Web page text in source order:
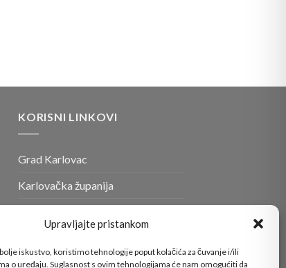
Upravljajte pristankom
iskustvo, koristimo tehnologije poput kolačića za čuvanje i/ili
o uređaju. Suglasnost s ovim tehnologijama će nam omogućiti da
KORISNI LINKOVI
Grad Karlovac
Karlovačka županija
održivog razvoja
Fond za zaštitu okoliša i